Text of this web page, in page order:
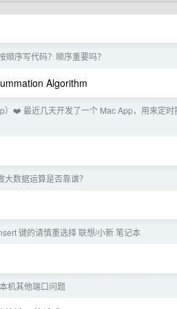
顺序写代码？顺序重要吗？
Algorithm
）❤️ 最近几天开发了一个 Mac App，用来定时
数据运算是否靠谱？
键的请慎重选择 联想/小新 笔记本
机其他端口问题